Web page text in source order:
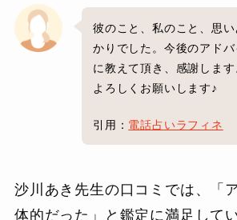
彼のこと、私のこと、思
かりでした。今後のアド
に教えて頂き、感謝しま
よろしくお願いします♪
引用： 電話占いラフィネ
沙川あき先生の口コミでは、「
体的だった」と鑑定に満足して